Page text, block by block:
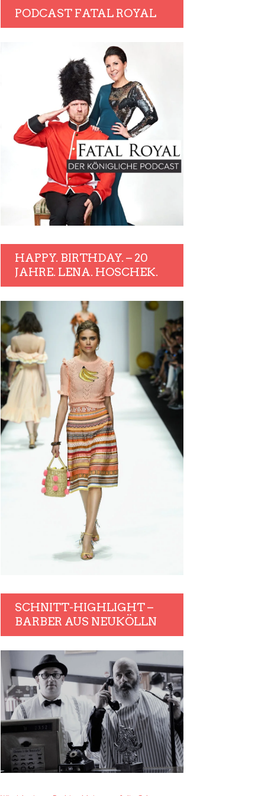
PODCAST FATAL ROYAL
HAPPY. BIRTHDAY. – 20
JAHRE. LENA. HOSCHEK.
SCHNITT-HIGHLIGHT –
BARBER AUS NEUKÖLLN